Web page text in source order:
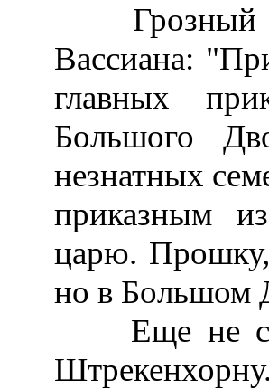
Грозный
Вассиана:
главных
Большого
незнатных
приказным
царю. Прошку,
но в Большом
Еще не